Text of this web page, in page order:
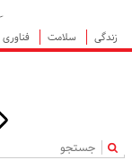
زندگی
سلامت فناوری
|